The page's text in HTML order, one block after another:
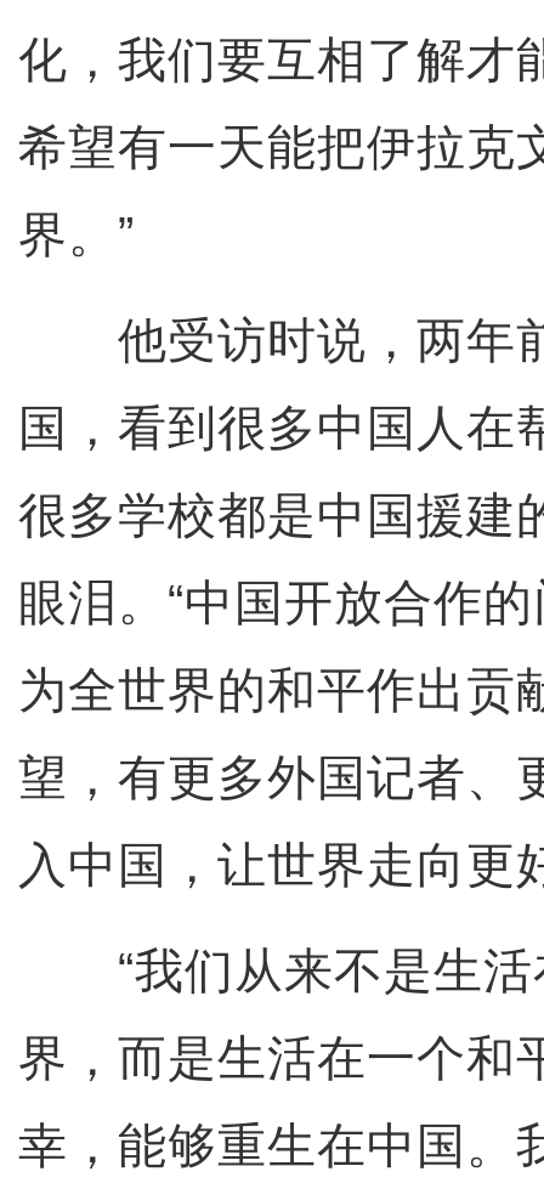
化，我们要互相了解才
希望有一天能把伊拉克
界。”
他受访时说，两年
国，看到很多中国人在
很多学校都是中国援建
眼泪。“中国开放合作
为全世界的和平作出贡
望，有更多外国记者、
入中国，让世界走向更
“我们从来不是生活
界，而是生活在一个和
幸，能够重生在中国。